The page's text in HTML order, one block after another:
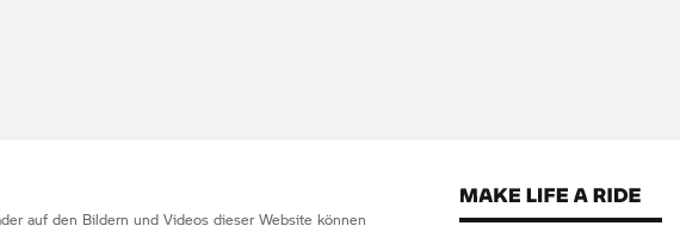
auf den Bildern und Videos dieser Website können